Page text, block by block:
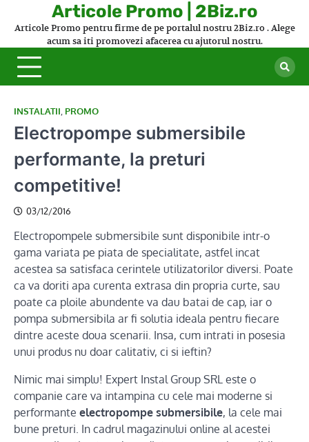
Articole Promo | 2Biz.ro
Articole Promo pentru firme de pe portalul nostru 2Biz.ro . Alege
acum sa iti promovezi afacerea cu ajutorul nostru.
INSTALATII PROMO
Electropompe submersibile
performante, la preturi
competitive!
03/12/2016
Electropompele submersibile sunt disponibile intr-o
gama variata pe piata de specialitate, astfel incat
acestea sa satisfaca cerintele utilizatorilor diversi. Poate
ca va doriti apa curenta extrasa din propria curte, sau
poate ca ploile abundente va dau batai de cap, iar o
pompa submersibila ar fi solutia ideala pentru fiecare
dintre aceste doua scenarii. Insa, cum intrati in posesia
unui produs nu doar calitativ, ci si ieftin?
Nimic mai simplu! Expert Instal Group SRL este o
companie care va intampina cu cele mai moderne si
performante electropompe submersibile, la cele mai
bune preturi. In cadrul magazinului online al acestei